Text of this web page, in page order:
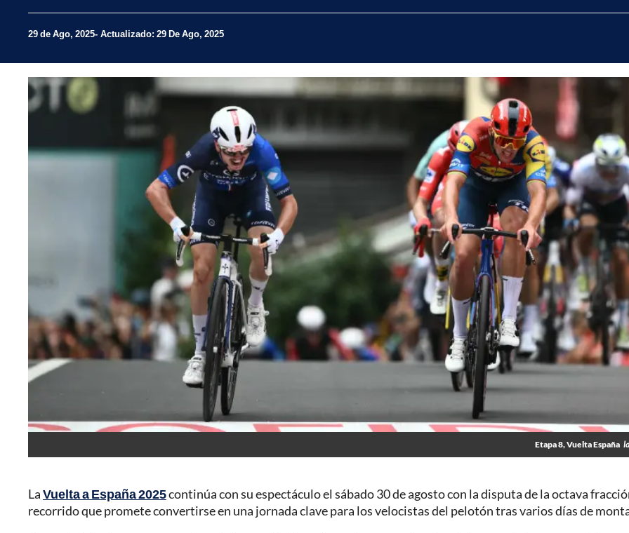
29 de Ago, 2025 Actualizado: 29 De Ago, 2025
Etapa 8, Vuelta España
LaVuelta a España 2025continúa con su espectáculo el sábado 30 de agosto con la disputa de la octava
recorrido que promete convertirse en una jornada clave para los velocistas del pelotón tras varios días de